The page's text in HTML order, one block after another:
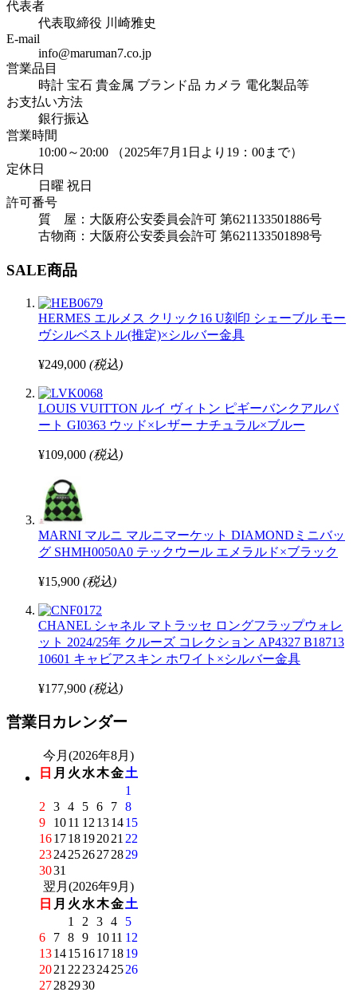
代表者
代表取締役 川崎雅史
E-mail
info@maruman7.co.jp
営業品目
時計 宝石 貴金属 ブランド品 カメラ 電化製品等
お支払い方法
銀行振込
営業時間
10:00～20:00 （2025年7月1日より19：00まで）
定休日
日曜 祝日
許可番号
質 屋：大阪府公安委員会許可 第621133501886号
古物商：大阪府公安委員会許可 第621133501898号
SALE商品
HERMES エルメス クリック16 U刻印 シェーブル モー
ヴシルベストル(推定)×シルバー金具
¥249,000 (税込)
LOUIS VUITTON ルイ ヴィトン ピギーバンクアルバ
ート GI0363 ウッド×レザー ナチュラル×ブルー
¥109,000 (税込)
MARNI マルニ マルニマーケット DIAMONDミニバッ
グ SHMH0050A0 テックウール エメラルド×ブラック
¥15,900 (税込)
CHANEL シャネル マトラッセ ロングフラップウォレ
ット 2024/25年 クルーズ コレクション AP4327 B18713
10601 キャビアスキン ホワイト×シルバー金具
¥177,900 (税込)
営業日カレンダー
今月(2026年8月)
日 月 火 水木金土
1
2
3 4 5 6 7 8
9
1011 12 131415
161718192021 22
23242526272829
3031
翌月(2026年9月)
日 月 火 水木金土
1
2 3 4
5
6
7 8 9 1011 12
13141516171819
2021 22 23242526
27282930